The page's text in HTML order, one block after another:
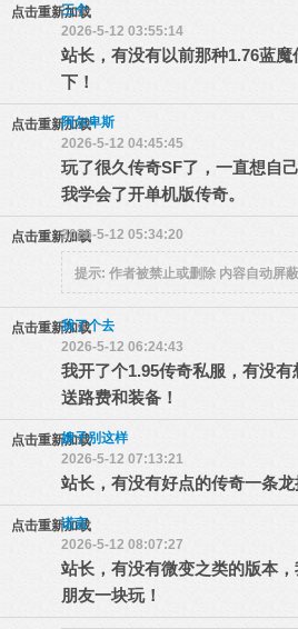
点击重新加载
三个
2026-5-12 03:55:14
站长，有没有以前那种1.76蓝
下！
点击重新加载
阿尔卑斯
2026-5-12 04:45:45
玩了很久传奇SF了，一直想自
我学会了开单机版传奇。
点击重新加载2026-5-12 05:34:20
提示: 作者被禁止或删除 内容自动屏蔽
点击重新加载
我了个去
2026-5-12 06:24:43
我开了个1.95传奇私服，有没有
送路费和装备！
点击重新加载嫂子别这样
2026-5-12 07:13:21
站长，有没有好点的传奇一条龙
点击重新加载
诺言
2026-5-12 08:07:27
站长，有没有微变之类的版本
朋友一块玩！